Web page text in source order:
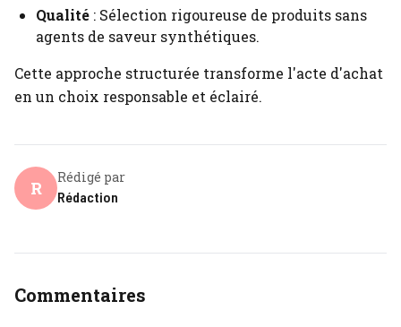
Qualité : Sélection rigoureuse de produits sans
agents de saveur synthétiques.
Cette approche structurée transforme l'acte d'achat
en un choix responsable et éclairé.
R
Rédigé par
Rédaction
Commentaires